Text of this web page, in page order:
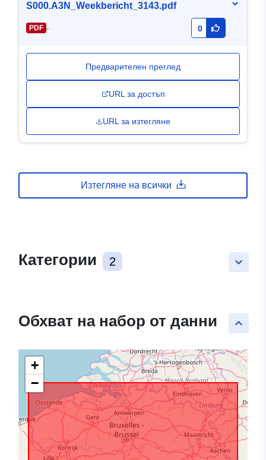
S000.A3N_Weekbericht_3143.pdf
PDF - 0
Предварителен преглед
URL за достъп
URL за изтегляне
Изтегляне на всички
keyboard_arrow_down
Категории 2
keyboard_arrow_up
Обхват на набор от данни
+
−